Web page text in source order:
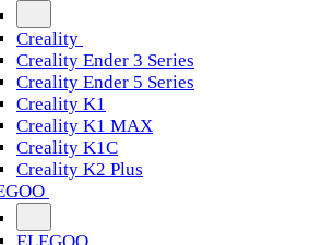
Creality
Creality Ender 3 Series
Creality Ender 5 Series
Creality K1
Creality K1 MAX
Creality K1C
Creality K2 Plus